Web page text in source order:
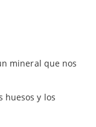
mineral que nos
huesos y los